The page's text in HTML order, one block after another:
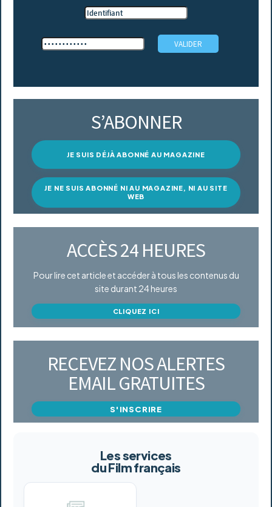
S’ABONNER
JE SUIS DÉJÀ ABONNÉ AU MAGAZINE
JE NE SUIS ABONNÉ NI AU MAGAZINE, NI AU SITE
WEB
ACCÈS 24 HEURES
Pour lire cet article et accéder à tous les contenus du
site durant 24 heures
CLIQUEZ ICI
RECEVEZ NOS ALERTES
EMAIL GRATUITES
S'INSCRIRE
Les services
du Film français